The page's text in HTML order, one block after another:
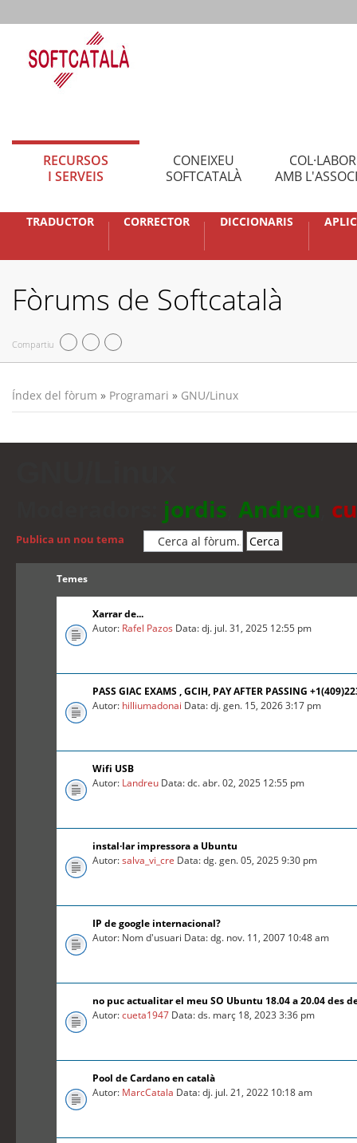
RECURSOS
I SERVEIS
CONEIXEU
SOFTCATALÀ
AMB
TRADUCTOR CORRECTOR DICCIONARIS
Fòrums de Softcatalà
Compartiu
Índex del fòrum » Programari » GNU/Linux
jordis Andreu
Publica un nou tema
Temes
Xarrar de...
Autor: Rafel Pazos Data: dj. jul. 31, 2025 12:55 pm
PASS GIAC EXAMS , GCIH, PAY AFTER PASSING
Autor: hilliumadonai Data: dj. gen. 15, 2026 3:17 pm
Wifi USB
Autor: Landreu Data: dc. abr. 02, 2025 12:55 pm
instal·lar impressora a Ubuntu
Autor:salva_vi_cre Data: dg. gen. 05, 2025 9:30 pm
IP de google internacional?
Autor: Nom d'usuari Data: dg. nov. 11, 2007 10:48 am
no puc actualitar el meu SO Ubuntu 18.04 a 20.04 des
Autor:cueta1947 Data: ds. març 18, 2023 3:36 pm
Pool de Cardano en català
Autor: MarcCatala Data: dj. jul. 21, 2022 10:18 am